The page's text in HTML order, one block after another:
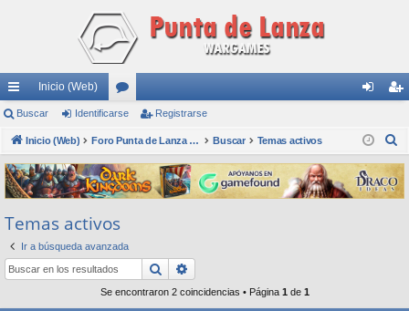
nl
ac
es
rá
pi
do
s
Inicio (Web)
or
os nti
fic
ar
ist
ra
rs
Buscar Identificarse Registrarse
Inicio (Web) Foro Punta de Lanza Wargames Buscar Temas activos
s
c
Temas activos
Ir a búsqueda avanzada
Buscar
Se encontraron 2 coincidencias • Página 1 de 1